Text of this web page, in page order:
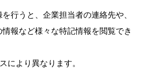
行うと、企業担当者の連絡先や、
報など様々な特記情報を閲覧でき
により異なります。